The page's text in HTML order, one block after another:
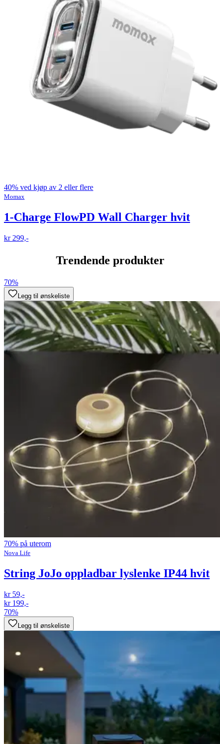
40% ved kjøp av 2 eller flere
Momax
1-Charge FlowPD Wall Charger hvit
kr 299,-
Trendende produkter
70%
Legg til ønskeliste
70% på uterom
Nova Life
String JoJo oppladbar lyslenke IP44 hvit
kr 59,-
kr 199,-
70%
Legg til ønskeliste